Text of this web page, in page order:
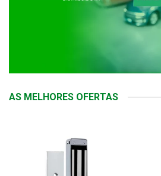
AS MELHORES OFERTAS